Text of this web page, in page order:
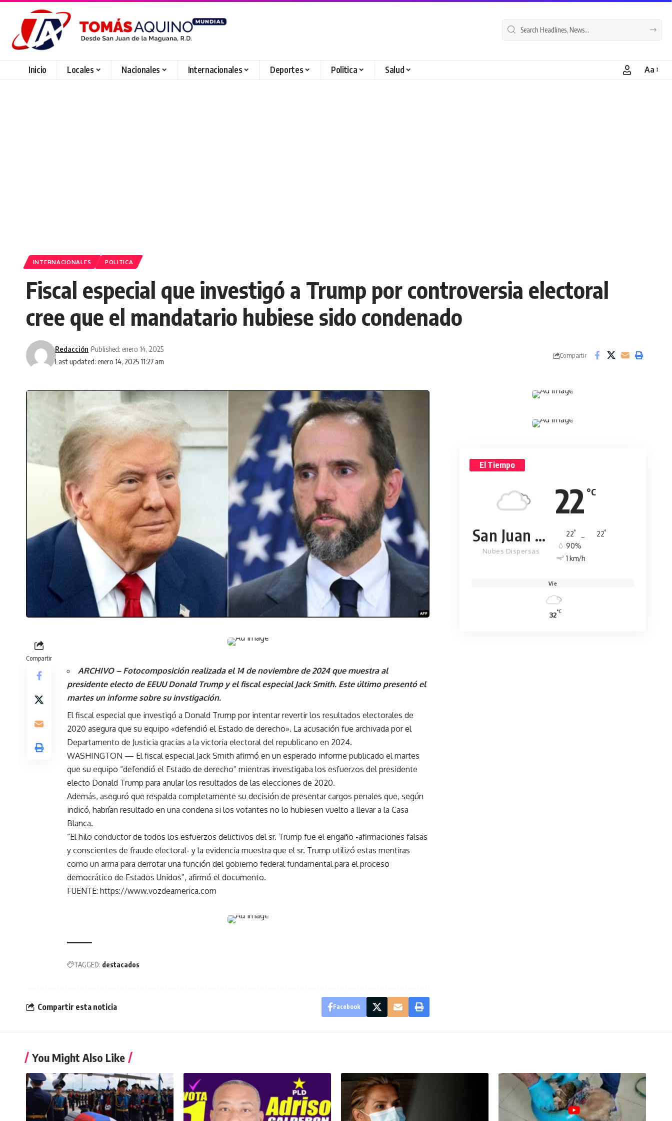
Inicio Locales Nacionales Internacionales Deportes Politica Salud
Font
Aa
INTERNACIONALES POLITICA
Fiscal especial que investigó a Trump por controversia electoral
cree que el mandatario hubiese sido condenado
Last updated: enero 14, 2025 11:27 am
Redacción Published: enero 14, 2025
Compartir
Compartir
ARCHIVO – Fotocomposición realizada el 14 de noviembre de 2024 que muestra al
presidente electo de EEUU Donald Trump y el fiscal especial Jack Smith. Este último presentó el
martes un informe sobre su invstigación.
El fiscal especial que investigó a Donald Trump por intentar revertir los resultados electorales de
2020 asegura que su equipo «defendió el Estado de derecho». La acusación fue archivada por el
Departamento de Justicia gracias a la victoria electoral del republicano en 2024.
WASHINGTON — El fiscal especial Jack Smith afirmó en un esperado informe publicado el martes
que su equipo “defendió el Estado de derecho” mientras investigaba los esfuerzos del presidente
electo Donald Trump para anular los resultados de las elecciones de 2020.
Además, aseguró que respalda completamente su decisión de presentar cargos penales que, según
indicó, habrían resultado en una condena si los votantes no lo hubiesen vuelto a llevar a la Casa
Blanca.
“El hilo conductor de todos los esfuerzos delictivos del sr. Trump fue el engaño -afirmaciones falsas
y conscientes de fraude electoral- y la evidencia muestra que el sr. Trump utilizó estas mentiras
como un arma para derrotar una función del gobierno federal fundamental para el proceso
democrático de Estados Unidos”, afirmó el documento.
FUENTE: https://www.vozdeamerica.com
TAGGED: destacados
Compartir esta noticia Facebook
El Tiempo
22 °C
San Juan de la Maguana
Nubes Dispersas
22° 22°
90%
1 km/h
Vie
32°C
You Might Also Like